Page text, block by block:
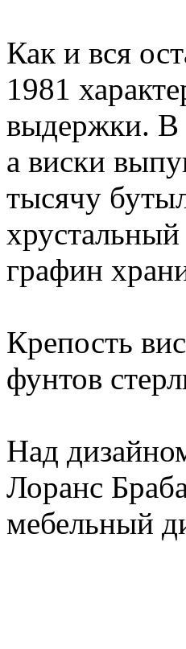
Как и вся
1981
выдержки. В
а виски
тысячу
графин
Крепость
фунтов
Над
Лоранс
мебельный